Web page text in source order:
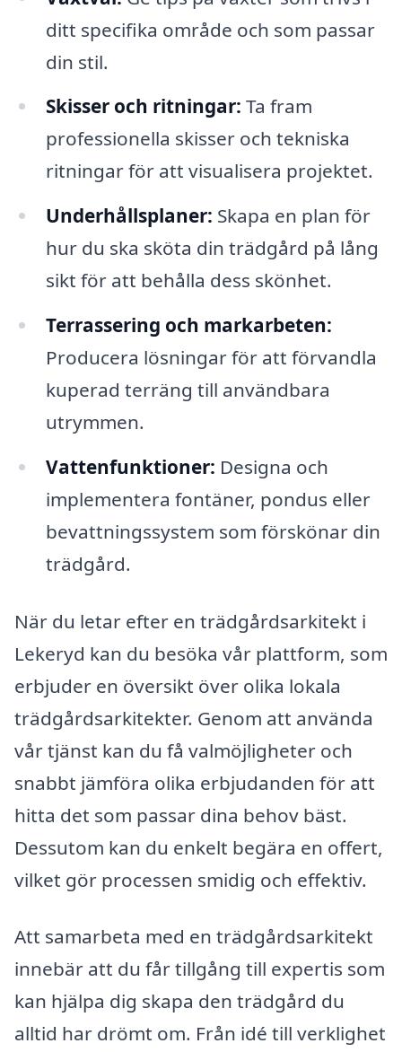
ditt specifika område och som passar
din stil.
Skisser och ritningar: Ta fram
professionella skisser och tekniska
ritningar för att visualisera projektet.
Underhållsplaner: Skapa en plan för
hur du ska sköta din trädgård på lång
sikt för att behålla dess skönhet.
Terrassering och markarbeten:
Producera lösningar för att förvandla
kuperad terräng till användbara
utrymmen.
Vattenfunktioner: Designa och
implementera fontäner, pondus eller
bevattningssystem som förskönar din
trädgård.
När du letar efter en trädgårdsarkitekt i
Lekeryd kan du besöka vår plattform, som
erbjuder en översikt över olika lokala
trädgårdsarkitekter. Genom att använda
vår tjänst kan du få valmöjligheter och
snabbt jämföra olika erbjudanden för att
hitta det som passar dina behov bäst.
Dessutom kan du enkelt begära en offert,
vilket gör processen smidig och effektiv.
Att samarbeta med en trädgårdsarkitekt
innebär att du får tillgång till expertis som
kan hjälpa dig skapa den trädgård du
alltid har drömt om. Från idé till verklighet